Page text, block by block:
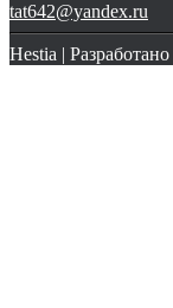
tat642@yandex.ru
Hestia | Разработано